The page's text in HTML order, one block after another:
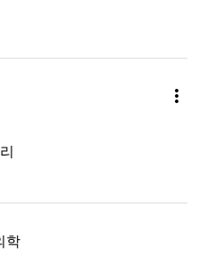
more_vert
학